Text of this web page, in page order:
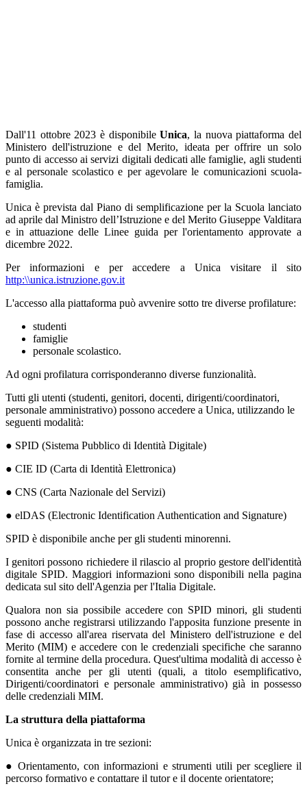
Dall'11 ottobre 2023 è disponibileUnica, la nuova piattaforma del
Ministero dell'istruzione e del Merito, ideata per offrire un solo
punto di accesso ai servizi digitali dedicati alle famiglie, agli studenti
e al personale scolastico e per agevolare le comunicazioni scuola-
famiglia.
Unica è prevista dal Piano di semplificazione per la Scuola lanciato
ad aprile dal Ministro dell’Istruzione e del Merito Giuseppe Valditara
e in attuazione delle Linee guida per l'orientamento approvate a
dicembre 2022.
Per informazioni e per accedere a Unica visitare il sito
http:\\unica.istruzione.gov.it
L'accesso alla piattaforma può avvenire sotto tre diverse profilature:
studenti
famiglie
personale scolastico.
Ad ogni profilatura corrisponderanno diverse funzionalità.
Tutti gli utenti (studenti, genitori, docenti, dirigenti/coordinatori,
personale amministrativo) possono accedere a Unica, utilizzando le
seguenti modalità:
● SPID (Sistema Pubblico di Identità Digitale)
● CIE ID (Carta di Identità Elettronica)
● CNS (Carta Nazionale del Servizi)
● elDAS (Electronic Identification Authentication and Signature)
SPID è disponibile anche per gli studenti minorenni.
I genitori possono richiedere il rilascio al proprio gestore dell'identità
digitale SPID. Maggiori informazioni sono disponibili nella pagina
dedicata sul sito dell'Agenzia per l'Italia Digitale.
Qualora non sia possibile accedere con SPID minori, gli studenti
possono anche registrarsi utilizzando l'apposita funzione presente in
fase di accesso all'area riservata del Ministero dell'istruzione e del
Merito (MIM) e accedere con le credenziali specifiche che saranno
fornite al termine della procedura. Quest'ultima modalità di accesso è
consentita anche per gli utenti (quali, a titolo esemplificativo,
Dirigenti/coordinatori e personale amministrativo) già in possesso
delle credenziali MIM.
La struttura della piattaforma
Unica è organizzata in tre sezioni:
● Orientamento, con informazioni e strumenti utili per scegliere il
percorso formativo e contattare il tutor e il docente orientatore;